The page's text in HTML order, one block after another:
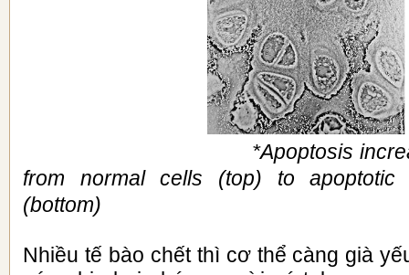
*Apoptosis
from normal cells (top) to apoptotic
(bottom)
Nhiều tế bào chết thì cơ thể càng già